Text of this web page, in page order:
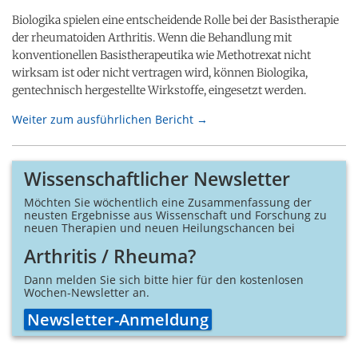
Biologika spielen eine entscheidende Rolle bei der Basistherapie
der rheumatoiden Arthritis. Wenn die Behandlung mit
konventionellen Basistherapeutika wie Methotrexat nicht
wirksam ist oder nicht vertragen wird, können Biologika,
gentechnisch hergestellte Wirkstoffe, eingesetzt werden.
Weiter zum ausführlichen Bericht →
Wissenschaftlicher Newsletter
Möchten Sie wöchentlich eine Zusammen­fassung der
neusten Ergebnisse aus Wissenschaft und Forschung zu
neuen Therapien und neuen Heilungs­chancen bei
Arthritis / Rheuma?
Dann melden Sie sich bitte hier für den kostenlosen
Wochen-Newsletter an.
Newsletter-Anmeldung